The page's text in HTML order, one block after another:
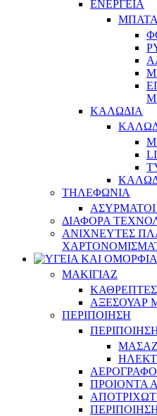
ΕΝΕΡΓΕΙΑ
ΚΑΛΩΔΙΑ
ΤΗΛΕΦΩΝΙΑ
ΔΙΑΦΟΡΑ
ΑΝΙΧΝΕΥΤΕΣ
ΜΑΚΙΓΙΑΖ
ΑΞΕΣΟΥΑΡ
ΠΕΡΙΠΟΙΗΣΗ
ΠΡΟΙΟΝΤΑ